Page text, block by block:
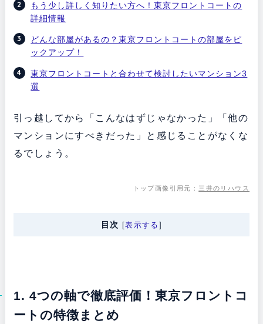
もう少し詳しく知りたい方へ！東京フロントコートの
詳細情報
どんな部屋があるの？東京フロントコートの部屋をピ
ックアップ！
東京フロントコートと合わせて検討したいマンション3
選
引っ越してから「こんなはずじゃなかった」「他の
マンションにすべきだった」と感じることがなくな
るでしょう。
トップ画像引用元： 三井のリハウス
目次 [表示する
1. 4つの軸で徹底評価！東京フロントコ
ートの特徴まとめ